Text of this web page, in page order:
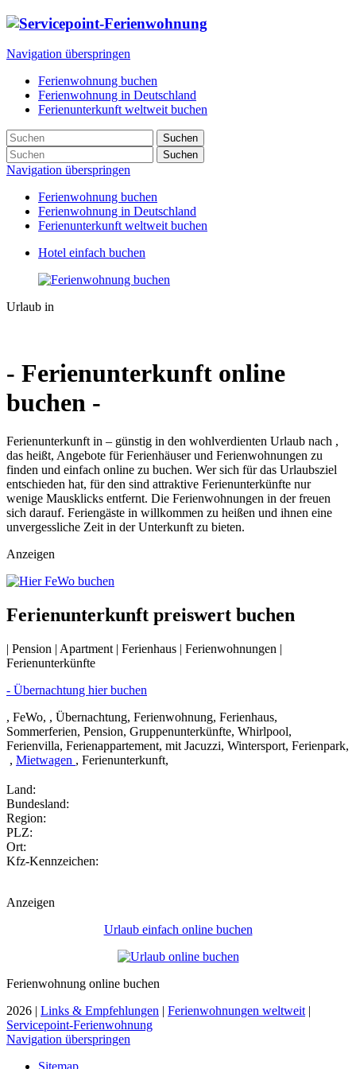
Navigation überspringen
Ferienwohnung buchen
Ferienwohnung in Deutschland
Ferienunterkunft weltweit buchen
Suchen
Suchen
Navigation überspringen
Ferienwohnung buchen
Ferienwohnung in Deutschland
Ferienunterkunft weltweit buchen
Hotel einfach buchen
Urlaub in
- Ferienunterkunft online
buchen -
Ferienunterkunft in – günstig in den wohlverdienten Urlaub nach ,
das heißt, Angebote für Ferienhäuser und Ferienwohnungen zu
finden und einfach online zu buchen. Wer sich für das Urlaubsziel
entschieden hat, für den sind attraktive Ferienunterkünfte nur
wenige Mausklicks entfernt. Die Ferienwohnungen in der freuen
sich darauf. Feriengäste in willkommen zu heißen und ihnen eine
unvergessliche Zeit in der Unterkunft zu bieten.
Anzeigen
Ferienunterkunft preiswert buchen
| Pension | Apartment | Ferienhaus | Ferienwohnungen |
Ferienunterkünfte
- Übernachtung hier buchen
, FeWo, , Übernachtung, Ferienwohnung, Ferienhaus,
Sommerferien, Pension, Gruppenunterkünfte, Whirlpool,
Ferienvilla, Ferienappartement, mit Jacuzzi, Wintersport, Ferienpark,
, Mietwagen , Ferienunterkunft,
Land:
Bundesland:
Region:
PLZ:
Ort:
Kfz-Kennzeichen:
Anzeigen
Urlaub einfach online buchen
Ferienwohnung online buchen
2026 | Links & Empfehlungen | Ferienwohnungen weltweit |
Servicepoint-Ferienwohnung
Navigation überspringen
Sitemap